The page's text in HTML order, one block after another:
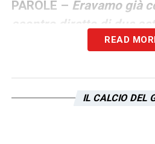
PAROLE – Eravamo già
scontro diretto di due
Palermo: ce la
quell’impresa.Così poi
Palermo con due risultati
READ
IL CALCIO DEL